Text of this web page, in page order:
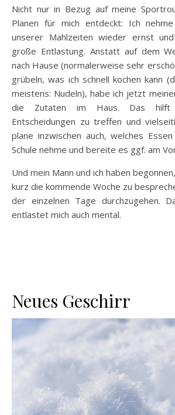
Nicht nur in Bezug auf meine
Planen für mich entdeckt: Ich
unserer Mahlzeiten wieder ernst
große Entlastung. Anstatt auf dem
nach Hause (normalerweise sehr
grübeln, was ich schnell kochen kann
meistens: Nudeln), habe ich jetzt
die Zutaten im Haus. Das hilft
Entscheidungen zu treffen und
plane inzwischen auch, welches
Schule nehme und bereite es ggf. am
Und mein Mann und ich haben
kurz die kommende Woche zu
der einzelnen Tage durchzugehen.
entlastet mich auch mental.
Neues Geschirr